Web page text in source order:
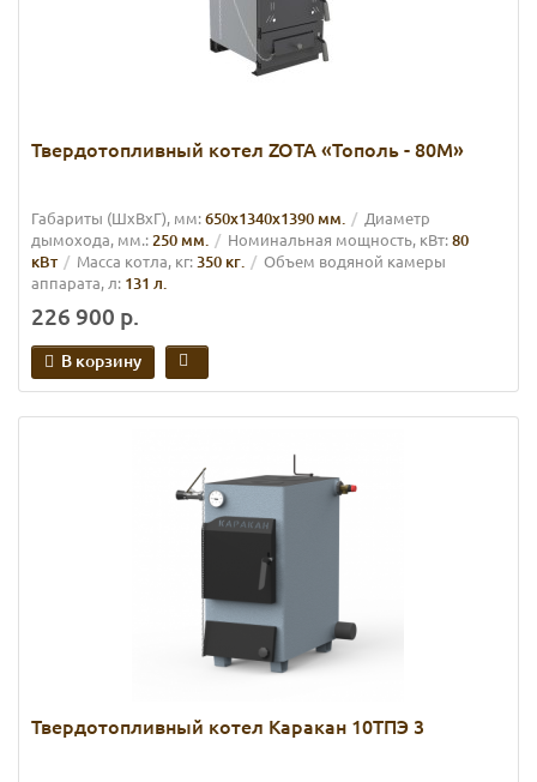
Твердотопливный котел ZOTA «Тополь - 80М»
Габариты (ШхВхГ), мм:650х1340х1390 мм.
Диаметр
дымохода, мм.:250 мм. Номинальная мощность, кВт:80
кВт
Масса котла, кг:350 кг.
Объем водяной камеры
аппарата, л: 131 л.
226 900 р.
В корзину
Твердотопливный котел Каракан 10ТПЭ 3